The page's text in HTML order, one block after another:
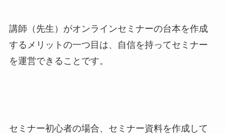
講師（先生）がオンラインセミナーの台本を作成
するメリットの一つ目は、自信を持ってセミナー
を運営できることです。
セミナー初心者の場合、セミナー資料を作成して